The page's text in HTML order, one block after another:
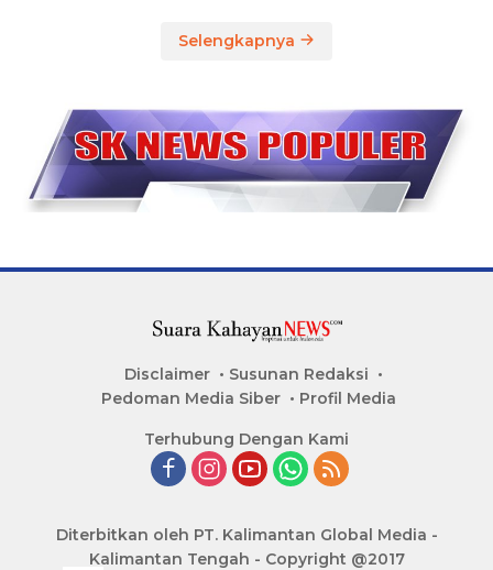
Selengkapnya
Disclaimer
Susunan Redaksi
Pedoman Media Siber
Profil Media
Terhubung Dengan Kami
Diterbitkan oleh PT. Kalimantan Global Media -
Kalimantan Tengah - Copyright @2017